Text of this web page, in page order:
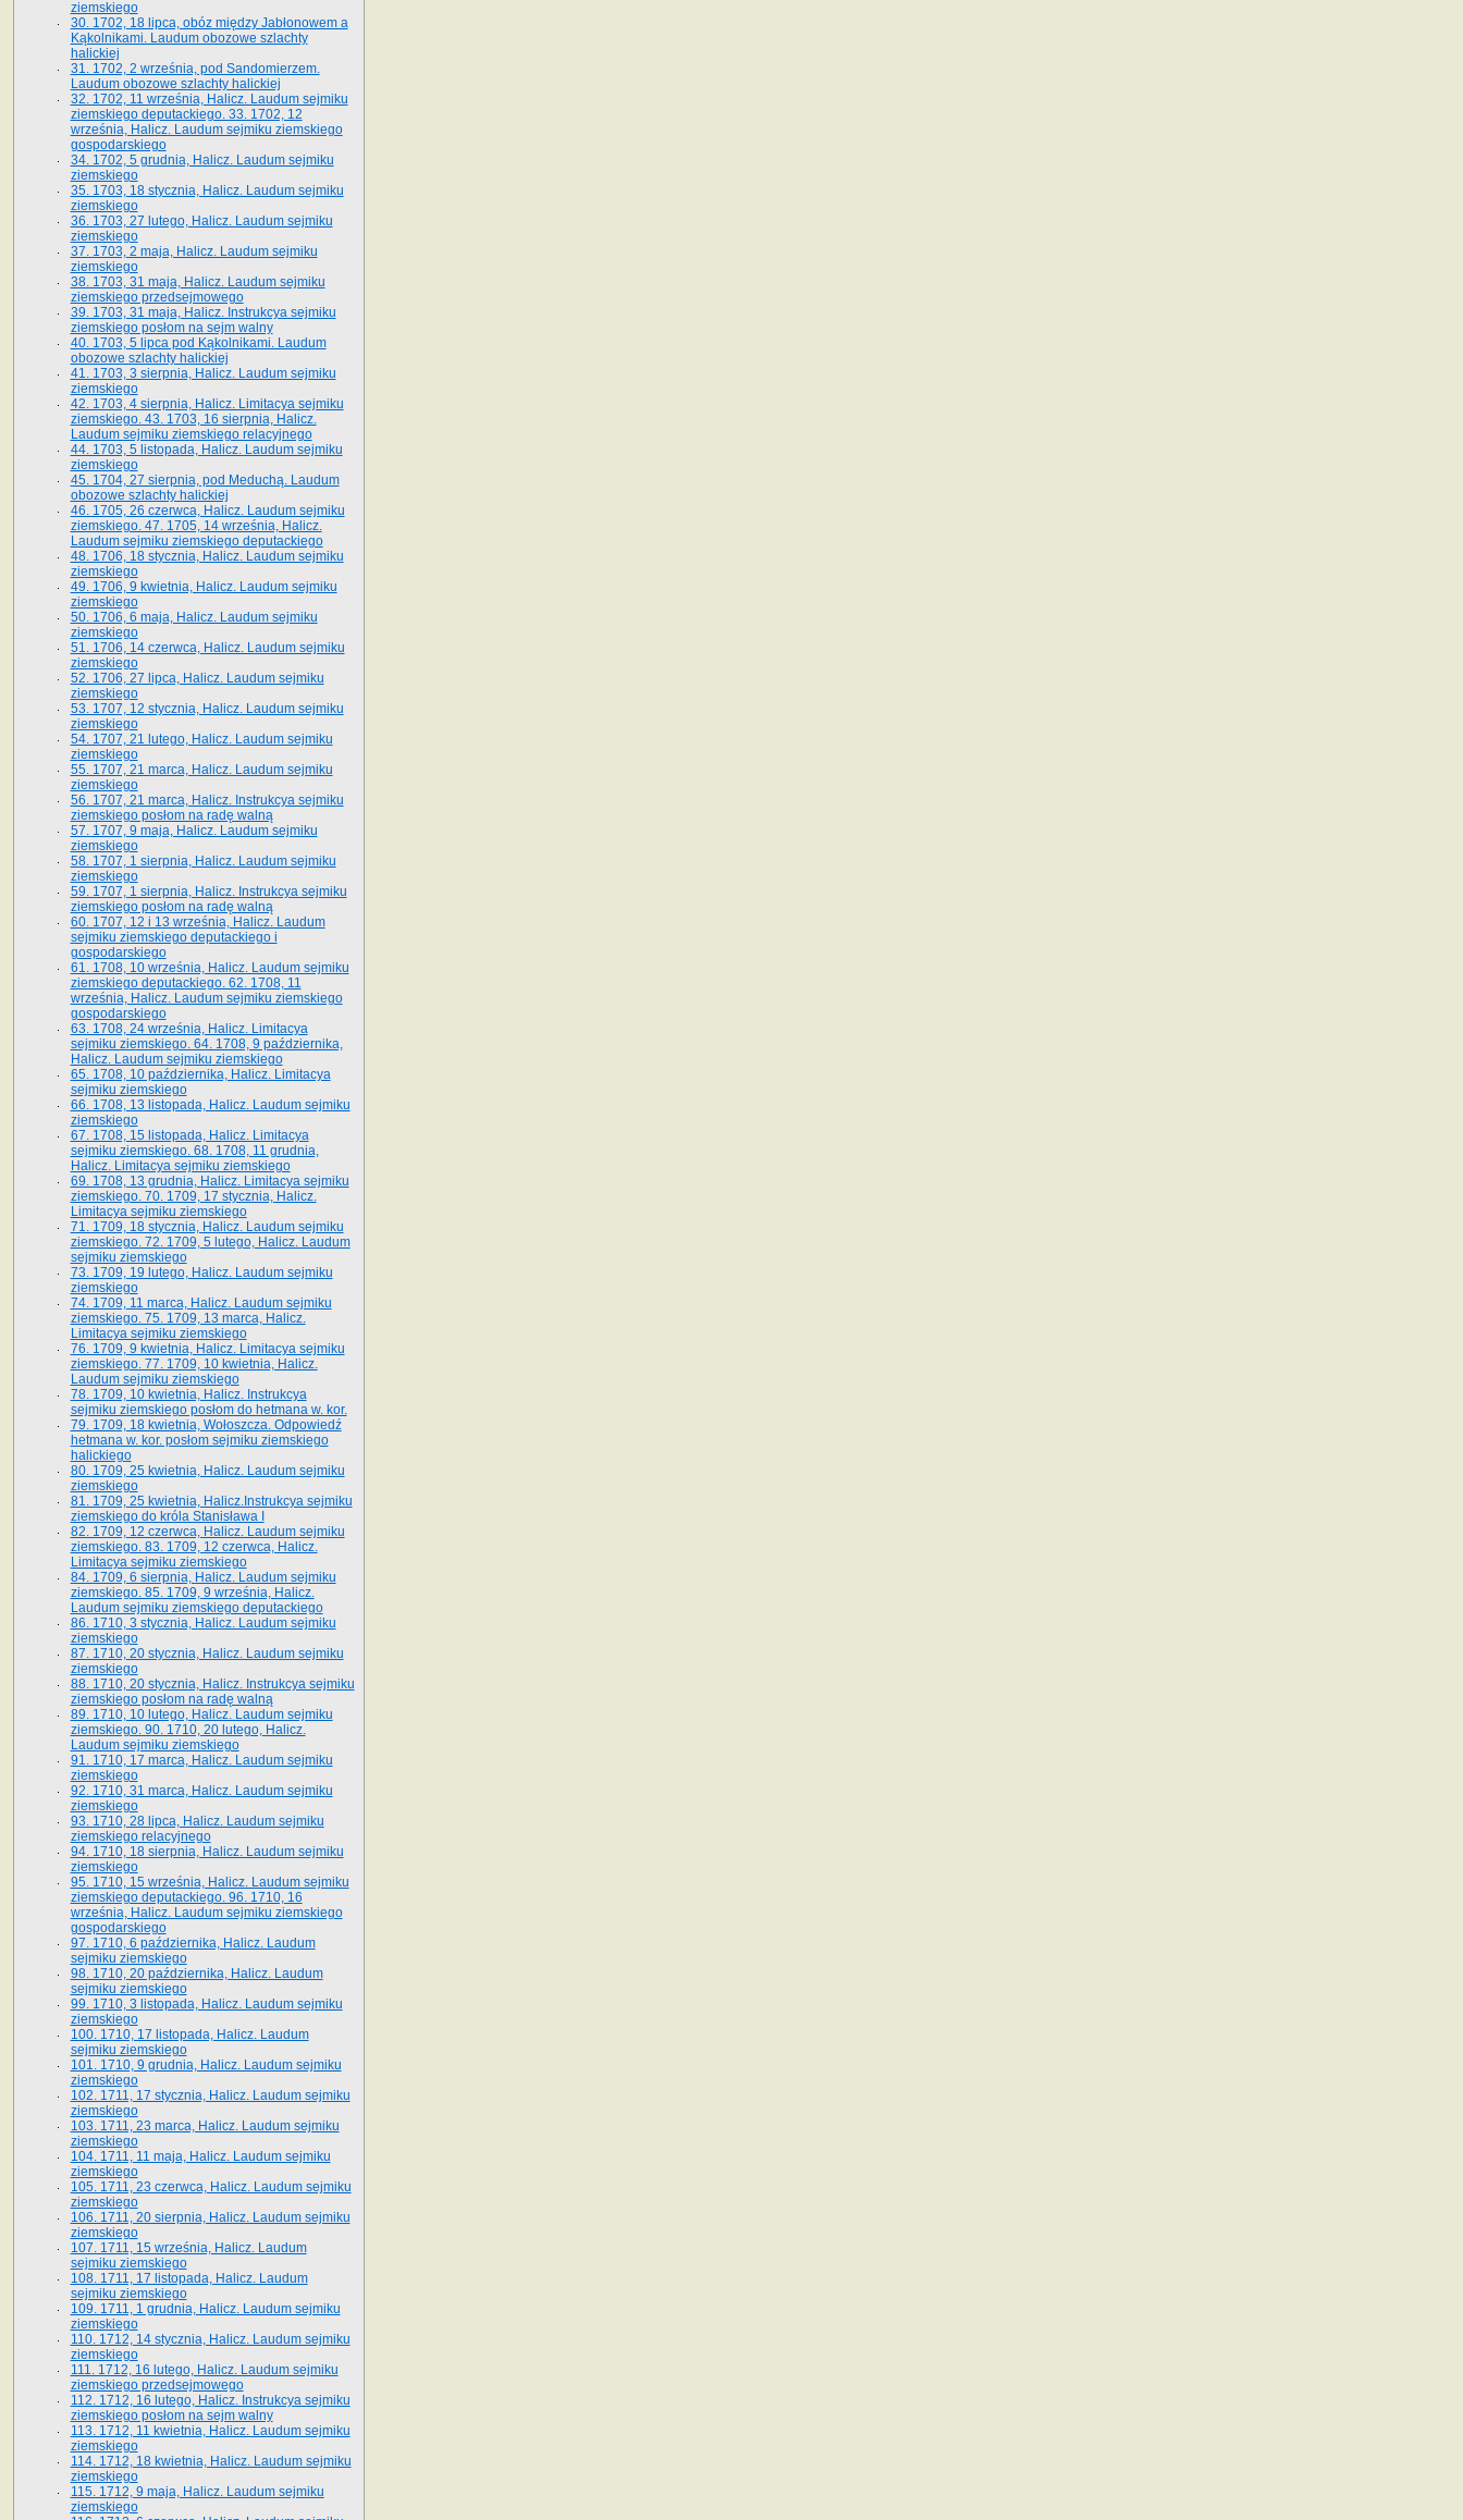
ziemskiego
30. 1702, 18 lipca, obóz między Jabłonowem a
Kąkolnikami. Laudum obozowe szlachty
halickiej
31. 1702, 2 września, pod Sandomierzem.
Laudum obozowe szlachty halickiej
32. 1702, 11 września, Halicz. Laudum sejmiku
ziemskiego deputackiego. 33. 1702, 12
września, Halicz. Laudum sejmiku ziemskiego
gospodarskiego
34. 1702, 5 grudnia, Halicz. Laudum sejmiku
ziemskiego
35. 1703, 18 stycznia, Halicz. Laudum sejmiku
ziemskiego
36. 1703, 27 lutego, Halicz. Laudum sejmiku
ziemskiego
37. 1703, 2 maja, Halicz. Laudum sejmiku
ziemskiego
38. 1703, 31 maja, Halicz. Laudum sejmiku
ziemskiego przedsejmowego
39. 1703, 31 maja, Halicz. Instrukcya sejmiku
ziemskiego posłom na sejm walny
40. 1703, 5 lipca pod Kąkolnikami. Laudum
obozowe szlachty halickiej
41­. 1703, 3 sierpnia, Halicz. Laudum sejmiku
ziemskiego
42. 1703, 4 sierpnia, Halicz. Limitacya sejmiku
ziemskiego. 43. 1703, 16 sierpnia, Halicz.
Laudum sejmiku ziemskiego relacyjnego
44. 1703, 5 listopada, Halicz. Laudum sejmiku
ziemskiego
45. 1704, 27 sierpnia, pod Meduchą. Laudum
obozowe szlachty halickiej
46. 1705, 26 czerwca, Halicz. Laudum sejmiku
ziemskiego. 47. 1705, 14 września, Halicz.
Laudum sejmiku ziemskiego deputackiego
48. 1706, 18 stycznia, Halicz. Laudum sejmiku
ziemskiego
49. 1706, 9 kwietnia, Halicz. Laudum sejmiku
ziemskiego
50. 1706, 6 maja, Halicz. Laudum sejmiku
ziemskiego
51. 1706, 14 czerwca, Halicz. Laudum sejmiku
ziemskiego
52. 1706, 27 lipca, Halicz. Laudum sejmiku
ziemskiego
53. 1707, 12 stycznia, Halicz. Laudum sejmiku
ziemskiego
54. 1707, 21 lutego, Halicz. Laudum sejmiku
ziemskiego
55. 1707, 21 marca, Halicz. Laudum sejmiku
ziemskiego
56. 1707, 21 marca, Halicz. Instrukcya sejmiku
ziemskiego posłom na radę walną
57. 1707, 9 maja, Halicz. Laudum sejmiku
ziemskiego
58. 1707, 1 sierpnia, Halicz. Laudum sejmiku
ziemskiego
59. 1707, 1 sierpnia, Halicz. Instrukcya sejmiku
ziemskiego posłom na radę walną
60. 1707, 12 i 13 września, Halicz. Laudum
sejmiku ziemskiego deputackiego i
gospodarskiego
61. 1708, 10 września, Halicz. Laudum sejmiku
ziemskiego deputackiego. 62. 1708, 11
września, Halicz. Laudum sejmiku ziemskiego
gospodarskiego
63. 1708, 24 września, Halicz. Limitacya
sejmiku ziemskiego. 64. 1708, 9 października,
Halicz. Laudum sejmiku ziemskiego
65­. 1708, 10 października, Halicz. Limitacya
sejmiku ziemskiego
66. 1708, 13 listopada, Halicz. Laudum sejmiku
ziemskiego
67. 1708, 15 listopada, Halicz. Limitacya
sejmiku ziemskiego. 68. 1708, 11 grudnia,
Halicz. Limitacya sejmiku ziemskiego
69. 1708, 13 grudnia, Halicz. Limitacya sejmiku
ziemskiego. 70. 1709, 17 stycznia, Halicz.
Limitacya sejmiku ziemskiego
71. 1709, 18 stycznia, Halicz. Laudum sejmiku
ziemskiego. 72. 1709, 5 lutego, Halicz. Laudum
sejmiku ziemskiego
73. 1709, 19 lutego, Halicz. Laudum sejmiku
ziemskiego
74. 1709, 11 marca, Halicz. Laudum sejmiku
ziemskiego. 75. 1709, 13 marca, Halicz.
Limitacya sejmiku ziemskiego
76. 1709, 9 kwietnia, Halicz. Limitacya sejmiku
ziemskiego. 77. 1709, 10 kwietnia, Halicz.
Laudum sejmiku ziemskiego
78. 1709, 10 kwietnia, Halicz. Instrukcya
sejmiku ziemskiego posłom do hetmana w. kor.
79. 1709, 18 kwietnia, Wołoszcza. Odpowiedź
hetmana w. kor. posłom sejmiku ziemskiego
halickiego
80. 1709, 25 kwietnia, Halicz. Laudum sejmiku
ziemskiego
81. 1709, 25 kwietnia, Halicz.Instrukcya sejmiku
ziemskiego do króla Stanisława I
82. 1709, 12 czerwca, Halicz. Laudum sejmiku
ziemskiego. 83. 1709, 12 czerwca, Halicz.
Limitacya sejmiku ziemskiego
84. 1709, 6 sierpnia, Halicz. Laudum sejmiku
ziemskiego. 85. 1709, 9 września, Halicz.
Laudum sejmiku ziemskiego deputackiego
86. 1710, 3 stycznia, Halicz. Laudum sejmiku
ziemskiego
87. 1710, 20 stycznia, Halicz. Laudum sejmiku
ziemskiego
88. 1710, 20 stycznia, Halicz. Instrukcya sejmiku
ziemskiego posłom na radę walną
89. 1710, 10 lutego, Halicz. Laudum sejmiku
ziemskiego. 90. 1710, 20 lutego, Halicz.
Laudum sejmiku ziemskiego
91. 1710, 17 marca, Halicz. Laudum sejmiku
ziemskiego
92. 1710, 31 marca, Halicz. Laudum sejmiku
ziemskiego
93. 1710, 28 lipca, Halicz. Laudum sejmiku
ziemskiego relacyjnego
94. 1710, 18 sierpnia, Halicz. Laudum sejmiku
ziemskiego
95. 1710, 15 września, Halicz. Laudum sejmiku
ziemskiego deputackiego. 96. 1710, 16
września, Halicz. Laudum sejmiku ziemskiego
gospodarskiego
97. 1710, 6 października, Halicz. Laudum
sejmiku ziemskiego
98. 1710, 20 października, Halicz. Laudum
sejmiku ziemskiego
99. 1710, 3 listopada, Halicz. Laudum sejmiku
ziemskiego
100. 1710, 17 listopada, Halicz. Laudum
sejmiku ziemskiego
101. 1710, 9 grudnia, Halicz. Laudum sejmiku
ziemskiego
102. 1711, 17 stycznia, Halicz. Laudum sejmiku
ziemskiego
103. 1711, 23 marca, Halicz. Laudum sejmiku
ziemskiego
104. 1711, 11 maja, Halicz. Laudum sejmiku
ziemskiego
105. 1711, 23 czerwca, Halicz. Laudum sejmiku
ziemskiego
106. 1711, 20 sierpnia, Halicz. Laudum sejmiku
ziemskiego
107. 1711, 15 września, Halicz. Laudum
sejmiku ziemskiego
108. 1711, 17 listopada, Halicz. Laudum
sejmiku ziemskiego
109. 1711, 1 grudnia, Halicz. Laudum sejmiku
ziemskiego
110. 1712, 14 stycznia, Halicz. Laudum sejmiku
ziemskiego
111. 1712, 16 lutego, Halicz. Laudum sejmiku
ziemskiego przedsejmowego
112. 1712, 16 lutego, Halicz. Instrukcya sejmiku
ziemskiego posłom na sejm walny
113. 1712, 11 kwietnia, Halicz. Laudum sejmiku
ziemskiego
114. 1712, 18 kwietnia, Halicz. Laudum sejmiku
ziemskiego
115. 1712, 9 maja, Halicz. Laudum sejmiku
ziemskiego